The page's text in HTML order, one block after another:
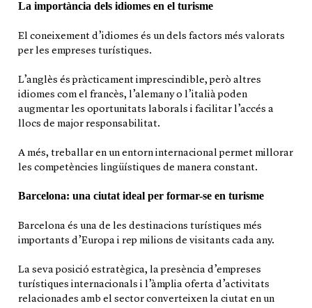
La importància dels idiomes en el turisme
El coneixement d’idiomes és un dels factors més valorats
per les empreses turístiques.
L’anglès és pràcticament imprescindible, però altres
idiomes com el francès, l’alemany o l’italià poden
augmentar les oportunitats laborals i facilitar l’accés a
llocs de major responsabilitat.
A més, treballar en un entorn internacional permet millorar
les competències lingüístiques de manera constant.
Barcelona: una ciutat ideal per formar-se en turisme
Barcelona és una de les destinacions turístiques més
importants d’Europa i rep milions de visitants cada any.
La seva posició estratègica, la presència d’empreses
turístiques internacionals i l’àmplia oferta d’activitats
relacionades amb el sector converteixen la ciutat en un